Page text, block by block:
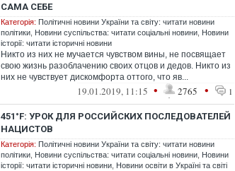
САМА СЕБЕ
Категорія: Політичні новини України та світу: читати новини
політики Новини суспільства: читати соціальні новини Новини
історії: читати історичні новини
Никто из них не мучается чувством вины, не посвящает
свою жизнь разоблачению своих отцов и дедов. Никто из
них не чувствует дискомфорта оттого, что яв...
19.01.2019, 11:15 • 2765 • 1
451°F: УРОК ДЛЯ РОССИЙСКИХ ПОСЛЕДОВАТЕЛЕЙ
НАЦИСТОВ
Категорія: Політичні новини України та світу: читати новини
політики Новини суспільства: читати соціальні новини Новини
історії: читати історичні новини Новини освіти в Україні та світі